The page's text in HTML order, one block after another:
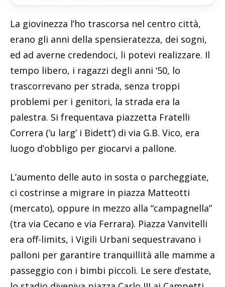
La giovinezza l’ho trascorsa nel centro città,
erano gli anni della spensieratezza, dei sogni,
ed ad averne credendoci, li potevi realizzare. Il
tempo libero, i ragazzi degli anni ‘50, lo
trascorrevano per strada, senza troppi
problemi per i genitori, la strada era la
palestra. Si frequentava piazzetta Fratelli
Correra (’u larg’ i Bidett’) di via G.B. Vico, era
luogo d’obbligo per giocarvi a pallone.
L’aumento delle auto in sosta o parcheggiate,
ci costrinse a migrare in piazza Matteotti
(mercato), oppure in mezzo alla “campagnella”
(tra via Cecano e via Ferrara). Piazza Vanvitelli
era off-limits, i Vigili Urbani sequestravano i
palloni per garantire tranquillità alle mamme a
passeggio con i bimbi piccoli. Le sere d’estate,